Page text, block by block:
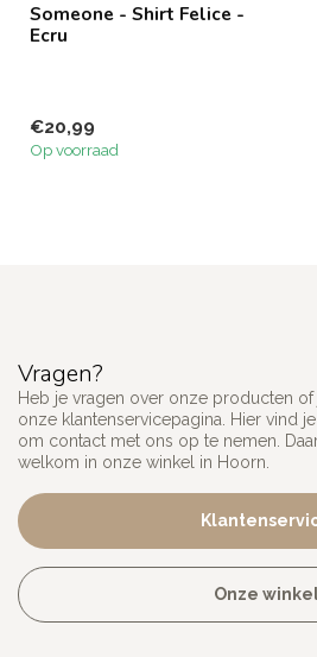
Someone - Shirt Felice -
Ecru
€20,99
Op voorraad
Vragen?
Heb je vragen over onze producten
onze klantenservicepagina. Hier vind
om contact met ons op te nemen.
welkom in onze winkel in Hoorn.
Onze